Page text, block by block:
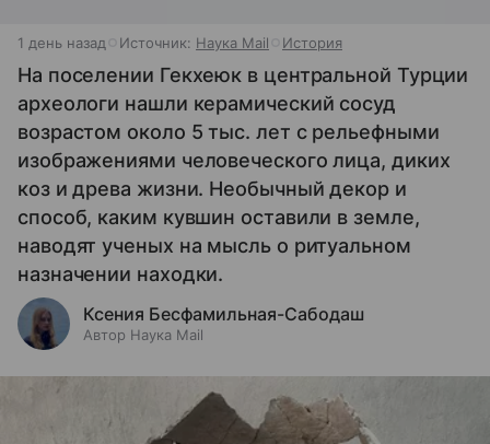
1 день назад Источник: Наука Mail История
На поселении Гекхеюк в центральной Турции
археологи нашли керамический сосуд
возрастом около 5 тыс. лет с рельефными
изображениями человеческого лица, диких
коз и древа жизни. Необычный декор и
способ, каким кувшин оставили в земле,
наводят ученых на мысль о ритуальном
назначении находки.
Ксения Бесфамильная-Сабодаш
Автор Наука Mail